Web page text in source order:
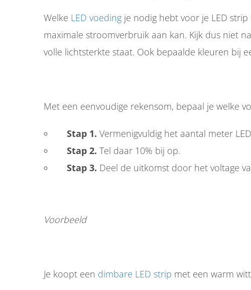
Welke LED voeding je nodig hebt voor je LED
maximale stroomverbruik aan kan. Kijk dus niet
volle lichtsterkte staat. Ook bepaalde kleuren bij
Met een eenvoudige rekensom, bepaal je welke
Stap 1. Vermenigvuldig het aantal meter
Stap 2. Tel daar 10% bij op.
Stap 3. Deel de uitkomst door het voltage
Voorbeeld
Je koopt een dimbare LED strip met een warm